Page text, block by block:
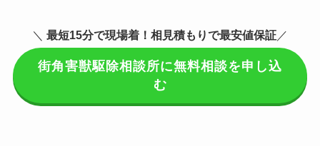
＼ 最短15分で現場着 ！相見積もりで最安値保証 ／
街角害獣駆除相談所に無料相談を申し込
む